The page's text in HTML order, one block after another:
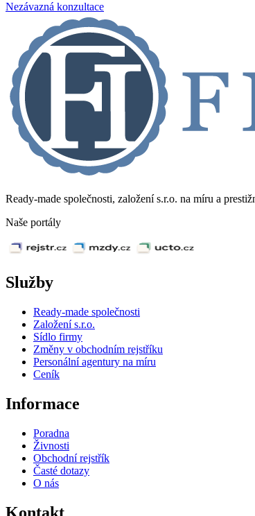
Nezávazná konzultace
Ready-made společnosti, založení s.r.o. na míru a
Naše portály
Služby
Ready-made společnosti
Založení s.r.o.
Sídlo firmy
Změny v obchodním rejstříku
Personální agentury na míru
Ceník
Informace
Poradna
Živnosti
Obchodní rejstřík
Časté dotazy
O nás
Kontakt